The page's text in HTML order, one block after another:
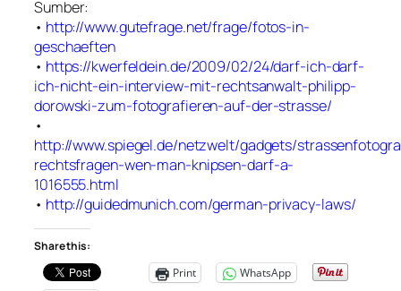
Sumber:
• http://www.gutefrage.net/frage/fotos-in-
geschaeften
• https://kwerfeldein.de/2009/02/24/darf-ich-darf-
ich-nicht-ein-interview-mit-rechtsanwalt-philipp-
dorowski-zum-fotografieren-auf-der-strasse/
•
http://www.spiegel.de/netzwelt/gadgets/
rechtsfragen-wen-man-knipsen-darf-a-
1016555.html
• http://guidedmunich.com/german-privacy-laws/
Share this:
Print
WhatsApp